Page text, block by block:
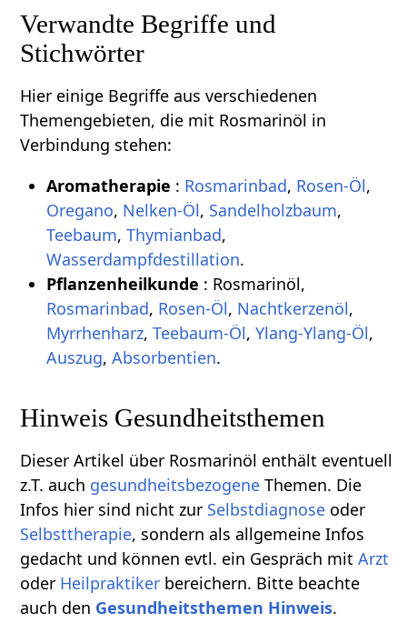
Verwandte Begriffe und
Stichwörter
Hier einige Begriffe aus verschiedenen
Themengebieten, die mit Rosmarinöl in
Verbindung stehen:
Aromatherapie : Rosmarinbad, Rosen-Öl,
Oregano, Nelken-Öl, Sandelholzbaum,
Teebaum, Thymianbad,
Wasserdampfdestillation.
Pflanzenheilkunde : Rosmarinöl,
Rosmarinbad, Rosen-Öl, Nachtkerzenöl,
Myrrhenharz, Teebaum-Öl, Ylang-Ylang-Öl,
Auszug, Absorbentien.
Hinweis Gesundheitsthemen
Dieser Artikel über Rosmarinöl enthält eventuell
z.T. auch gesundheitsbezogene Themen. Die
Infos hier sind nicht zur Selbstdiagnose oder
Selbsttherapie, sondern als allgemeine Infos
gedacht und können evtl. ein Gespräch mitArzt
oder Heilpraktiker bereichern. Bitte beachte
auch den Gesundheitsthemen Hinweis.